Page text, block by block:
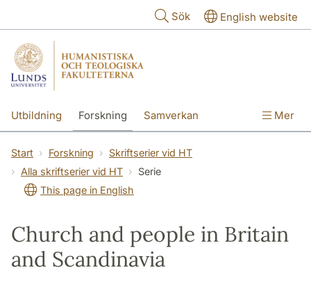
Sök English website
Utbildning Forskning Samverkan Mer
Start Forskning
Skriftserier vid HT
Alla skriftserier vid HT
Serie
This page in English
Church and people in Britain
and Scandinavia